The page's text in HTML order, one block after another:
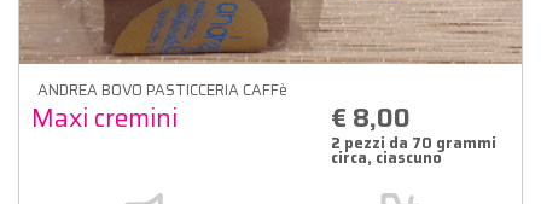
ANDREA BOVO PASTICCERIA CAFFè
Maxi cremini € 8,00
2 pezzi da 70 grammi
circa, ciascuno